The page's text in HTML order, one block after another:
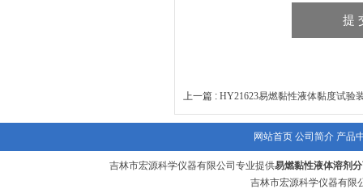
上一篇 : HY21623易燃黏性液体黏度试验
网站首页 公司简介 产品
吉林市宏源科学仪器有限公司专业提供易燃黏性液体溶剂
吉林市宏源科学仪器有限